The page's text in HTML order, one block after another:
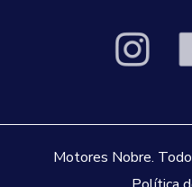
Motores Nobre.